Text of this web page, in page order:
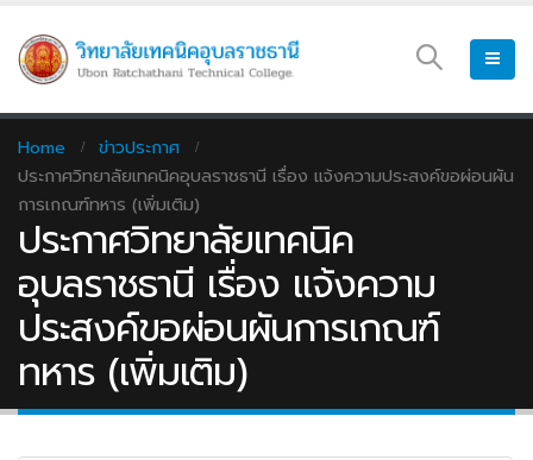
Home
ข่าวประกาศ
ประกาศวิทยาลัยเทคนิคอุบลราชธานี เรื่อง แจ้งความประสงค์ขอผ่อนผัน
การเกณฑ์ทหาร (เพิ่มเติม)
ประกาศวิทยาลัยเทคนิค
อุบลราชธานี เรื่อง แจ้งความ
ประสงค์ขอผ่อนผันการเกณฑ์
ทหาร (เพิ่มเติม)